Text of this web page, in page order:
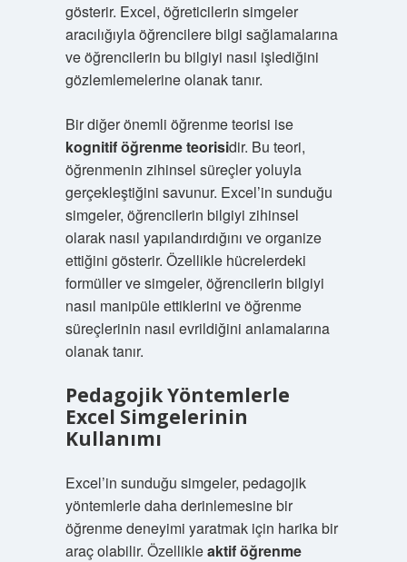
gösterir. Excel, öğreticilerin simgeler
aracılığıyla öğrencilere bilgi sağlamalarına
ve öğrencilerin bu bilgiyi nasıl işlediğini
gözlemlemelerine olanak tanır.
Bir diğer önemli öğrenme teorisi ise
kognitif öğrenme teorisidir. Bu teori,
öğrenmenin zihinsel süreçler yoluyla
gerçekleştiğini savunur. Excel’in sunduğu
simgeler, öğrencilerin bilgiyi zihinsel
olarak nasıl yapılandırdığını ve organize
ettiğini gösterir. Özellikle hücrelerdeki
formüller ve simgeler, öğrencilerin bilgiyi
nasıl manipüle ettiklerini ve öğrenme
süreçlerinin nasıl evrildiğini anlamalarına
olanak tanır.
Pedagojik Yöntemlerle
Excel Simgelerinin
Kullanımı
Excel’in sunduğu simgeler, pedagojik
yöntemlerle daha derinlemesine bir
öğrenme deneyimi yaratmak için harika bir
araç olabilir. Özellikleaktif öğrenme